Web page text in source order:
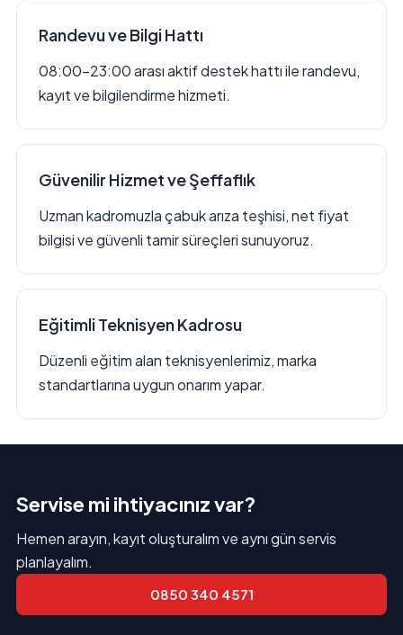
Randevu ve Bilgi Hattı
08:00–23:00 arası aktif destek hattı ile randevu,
kayıt ve bilgilendirme hizmeti.
Güvenilir Hizmet ve Şeffaflık
Uzman kadromuzla çabuk arıza teşhisi, net fiyat
bilgisi ve güvenli tamir süreçleri sunuyoruz.
Eğitimli Teknisyen Kadrosu
Düzenli eğitim alan teknisyenlerimiz, marka
standartlarına uygun onarım yapar.
Servise mi ihtiyacınız var?
Hemen arayın, kayıt oluşturalım ve aynı gün servis
planlayalım.
0850 340 4571